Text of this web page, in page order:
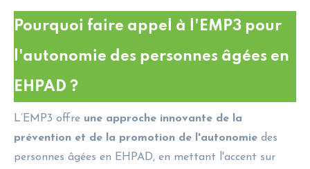
Pourquoi faire appel à l'EMP3 pour
l'autonomie des personnes âgées en
EHPAD ?
L’EMP3 offre une approche innovante de la
prévention et de la promotion de l'autonomie des
personnes âgées en EHPAD, en mettant l'accent sur